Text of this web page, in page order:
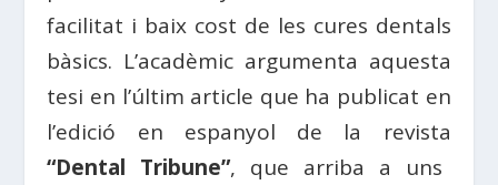
facilitat i baix cost de les cures dentals
bàsics. L’acadèmic argumenta aquesta
tesi en l’últim article que ha publicat en
l’edició en espanyol de la revista
“Dental Tribune”, que arriba a uns